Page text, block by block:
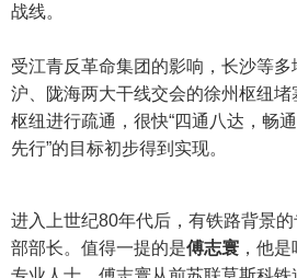
战线。
受江青反革命集团的影响，长沙等
沪、陇海两大干线交会的徐州枢纽堵
枢纽进行疏通，很快“四通八达，畅
先行”的目标初步得到实现。
进入上世纪80年代后，有铁路背景
部部长。值得一提的是傅志寰 ，他